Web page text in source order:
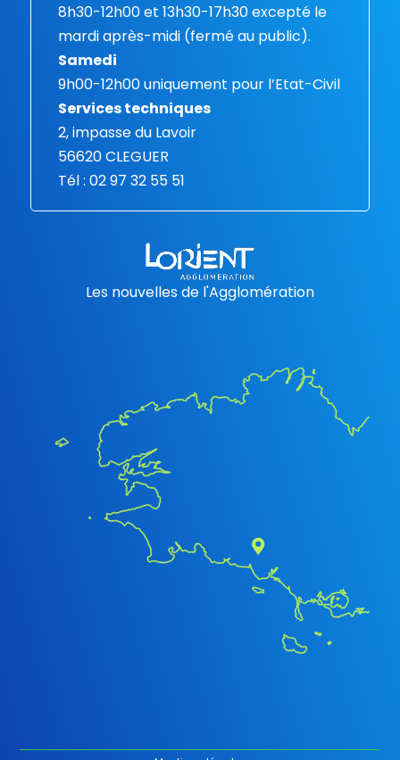
8h30-12h00 et 13h30-17h30 excepté le
mardi après-midi (fermé au public).
Samedi
9h00-12h00 uniquement pour l’Etat-Civil
Services techniques
2, impasse du Lavoir
56620 CLEGUER
Tél : 02 97 32 55 51
Les nouvelles de l'Agglomération